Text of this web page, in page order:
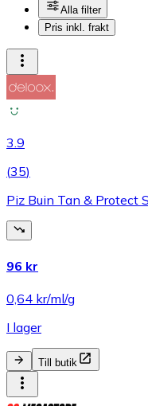
Alla filter
Pris inkl. frakt
3.9
(35)
Piz Buin Tan & Protect
96 kr
0,64 kr/ml/g
I lager
Till butik